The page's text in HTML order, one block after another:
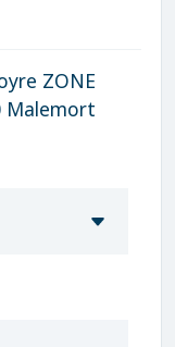
ZONE
Malemort